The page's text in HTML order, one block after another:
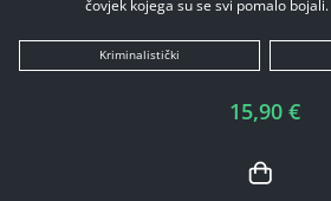
čovjek kojega su se svi pomalo
Kriminalistički
15,90 €